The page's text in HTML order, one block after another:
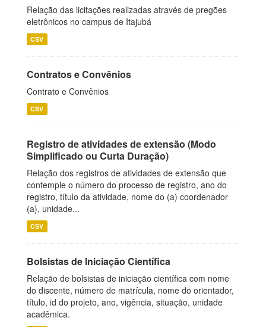
Relação das licitações realizadas através de pregões
eletrônicos no campus de Itajubá
CSV
Contratos e Convênios
Contrato e Convênios
CSV
Registro de atividades de extensão (Modo
Simplificado ou Curta Duração)
Relação dos registros de atividades de extensão que
contemple o número do processo de registro, ano do
registro, título da atividade, nome do (a) coordenador
(a), unidade...
CSV
Bolsistas de Iniciação Científica
Relação de bolsistas de iniciação científica com nome
do discente, número de matrícula, nome do orientador,
título, id do projeto, ano, vigência, situação, unidade
acadêmica.